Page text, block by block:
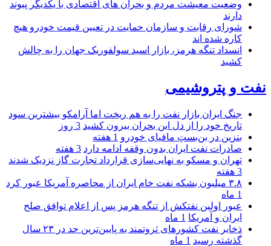
وضعیت معیشت مردم و بحران های اقتصادی با یکدیگر پیوند
دارند
شورای رقابت و سازمان حمایت در تعیین قیمت خودرو هیچ
کاره شده اند
انسداد تنگه هرمز، بازار اسید سولفوریک جهان را به چالش
کشید
نفت و پتروشیمی
جنگ ایران بازار نفت را به هم ریخت اما آرامکو بیشترین سود
تاریخ خود را از دل این بحران بیرون کشید 3 روز
بنزین در بن‌بستِ مافیای خودرو 1 هفته
صادرات نفت ایران بدون وقفه ادامه دارد 3 هفته
تهران و مسکو به نهایی‌سازی قرارداد تجارت گاز نزدیک شدند
3 هفته
۳.۸ میلیون بشکه نفت خام ایران از محاصره آمریکا عبور کرد
1 ماه
عبور اولین نفتکش از تنگه هرمز پس از اعلام توافق صلح
ایران و آمریکا 1 ماه
ذخایر نفت کشورهای ثروتمند به پایین‌ترین حد در ۲۳ سال
گذشته رسید 1 ماه